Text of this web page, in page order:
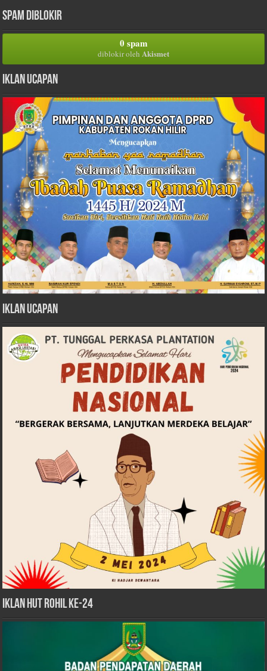
Spam Diblokir
0 spam
diblokir oleh Akismet
Iklan Ucapan
Iklan Ucapan
iklan HUT Rohil Ke-24